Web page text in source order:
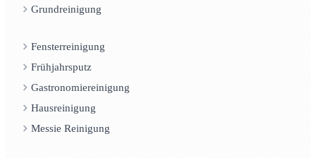
Grundreinigung
Fensterreinigung
Frühjahrsputz
Gastronomiereinigung
Hausreinigung
Messie Reinigung